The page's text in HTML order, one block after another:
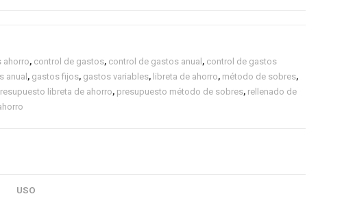
ahorro, control de gastos, control de gastos anual , control de gastos
anual , gastos fijos, gastos variables, libreta de ahorro, método de sobres,
libreta de ahorro, presupuesto método de sobres, rellenado de
USO